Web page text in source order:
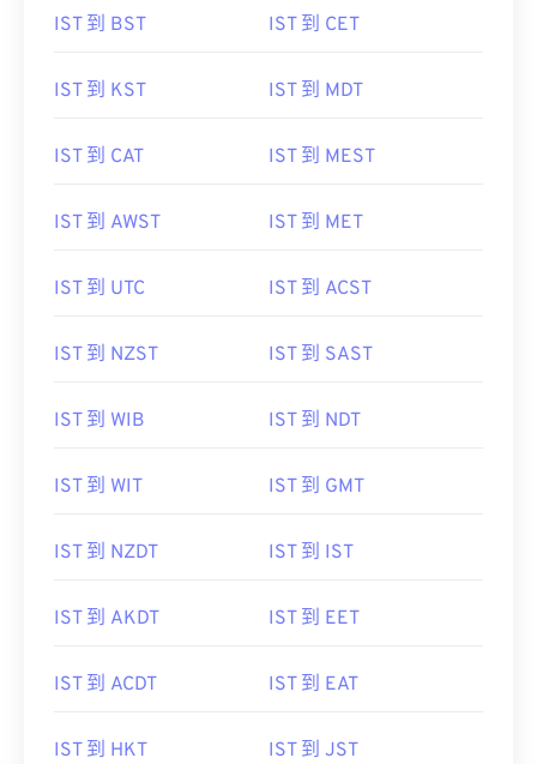
IST 到 BST IST 到 CET
IST 到 KST IST 到 MDT
IST 到 CAT IST 到 MEST
IST 到 AWST IST 到 MET
IST 到 UTC IST 到 ACST
IST 到 NZST IST 到 SAST
IST 到 WIB IST 到 NDT
IST 到 WIT IST 到 GMT
IST 到 NZDT IST 到 IST
IST 到 AKDT IST 到 EET
IST 到 ACDT IST 到 EAT
IST 到 HKT IST 到 JST